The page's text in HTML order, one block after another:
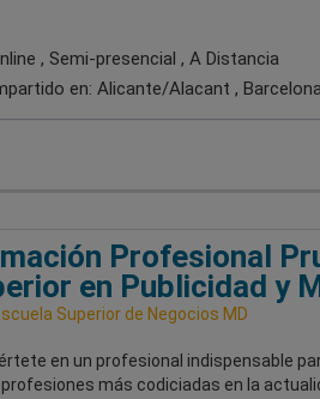
, Semi-presencial , A Distancia
en: Alicante/Alacant ,
Profesional
en Publicidad y
Superior de Negocios MD
en un profesional indispensable
más codiciadas en la